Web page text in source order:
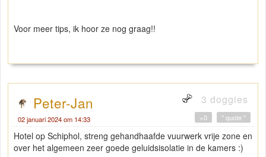
Voor meer tips, ik hoor ze nog graag!!
Peter-Jan 3 doggies
02 januari 2024 om 14:33 " quote "
+0
Hotel op Schiphol, streng gehandhaafde vuurwerk vrije zone en
over het algemeen zeer goede geluidsisolatie in de kamers :)